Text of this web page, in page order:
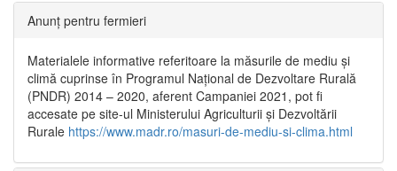
Anunț pentru fermieri
Materialele informative referitoare la măsurile de mediu și
climă cuprinse în Programul Național de Dezvoltare Rurală
(PNDR) 2014 – 2020, aferent Campaniei 2021, pot fi
accesate pe site-ul Ministerului Agriculturii și Dezvoltării
Rurale https://www.madr.ro/masuri-de-mediu-si-clima.html